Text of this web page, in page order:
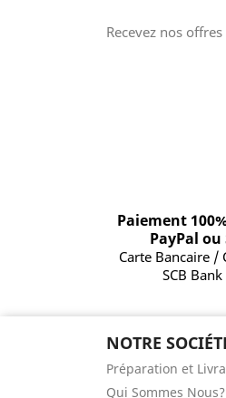
Recevez nos
Paiement
PayPal ou
Carte Bancaire /
SCB
NOTRE
Préparation et
Qui Sommes Nous?